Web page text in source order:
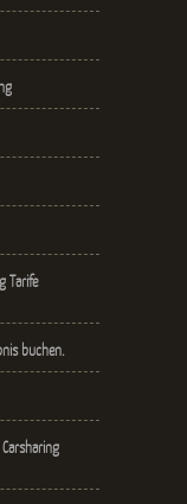
Tarife
buchen.